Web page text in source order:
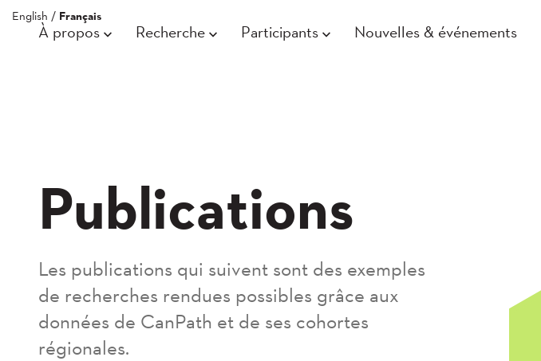
English / Français
À propos Recherche Participants Nouvelles & événements
Publications
Les publications qui suivent sont des exemples
de recherches rendues possibles grâce aux
données de CanPath et de ses cohortes
régionales.